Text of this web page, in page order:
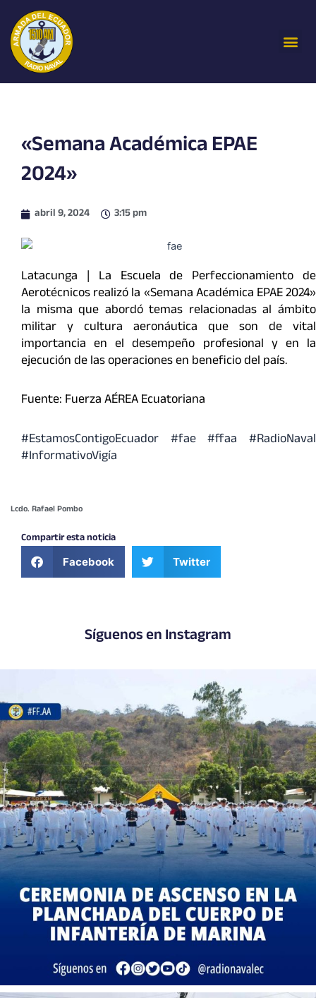
contenido
«Semana Académica EPAE
2024»
abril 9, 2024 3:15 pm
Latacunga | La Escuela de Perfeccionamiento de
Aerotécnicos realizó la «Semana Académica EPAE 2024»
la misma que abordó temas relacionadas al ámbito
militar y cultura aeronáutica que son de vital
importancia en el desempeño profesional y en la
ejecución de las operaciones en beneficio del país.
Fuente: Fuerza AÉREA Ecuatoriana
#EstamosContigoEcuador #fae #ffaa #RadioNaval
#InformativoVigía
Lcdo. Rafael Pombo
Compartir esta noticia
Facebook Twitter
Síguenos en Instagram